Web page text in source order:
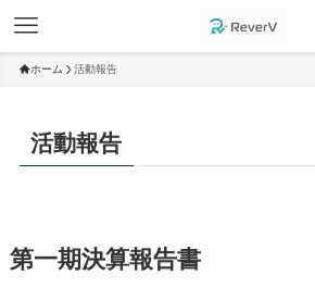
ホーム 活動報告
活動報告
第一期決算報告書